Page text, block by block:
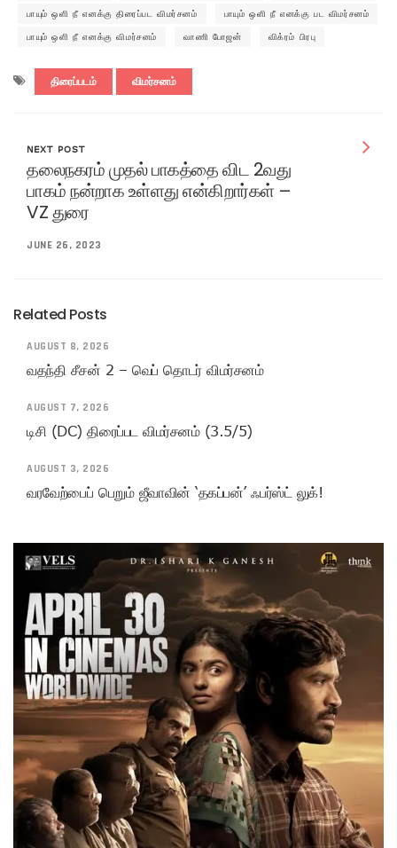
பாயும் ஒளி நீ எனக்கு திரைப்பட விமர்சனம் பாயும் ஒளி நீ எனக்கு பட விமர்சனம்
பாயும் ஒளி நீ எனக்கு விமர்சனம் வாணி போஜன் விக்ரம் பிரபு
திரைப்படம் விமர்சனம்
NEXT POST
தலைநகரம் முதல் பாகத்தை விட 2வது
பாகம் நன்றாக உள்ளது என்கிறார்கள் –
VZ துரை
JUNE 26, 2023
Related Posts
AUGUST 8, 2026
வதந்தி சீசன் 2 – வெப் தொடர் விமர்சனம்
AUGUST 7, 2026
டிசி (DC) திரைப்பட விமர்சனம் (3.5/5)
AUGUST 3, 2026
வரவேற்பைப் பெறும் ஜீவாவின் ‘தகப்பன்’ ஃபர்ஸ்ட் லுக்!